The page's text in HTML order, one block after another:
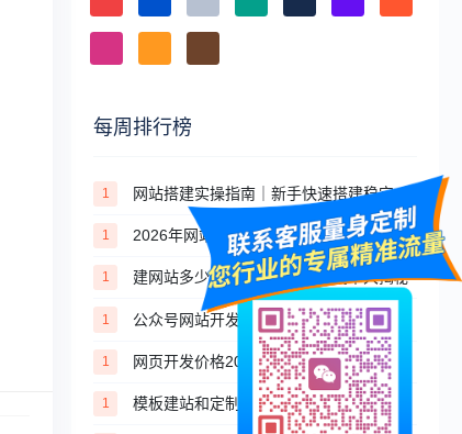
每周排行榜
1 网站搭建实操指南｜新手快速搭建稳定合规网站的完整步骤
1 2026年网站统计工具推荐：免费+付费，适配不同场景
1 建网站多少钱？不同建站方式成本大揭秘
1 公众号网站开发：如何与企业微信打通？
1
1